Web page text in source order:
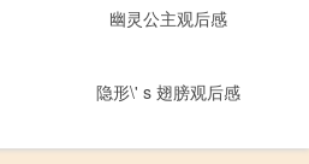
幽灵公主观后感
隐形\' s 翅膀观后感